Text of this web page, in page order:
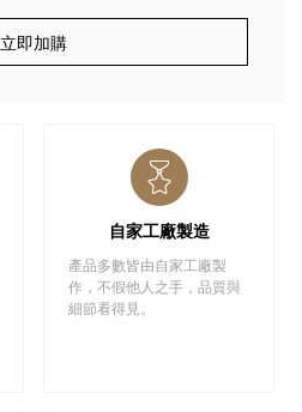
立即加購
自家工廠製造
產品多數皆由自家工廠製
作，不假他人之手，品質與
細節看得見。